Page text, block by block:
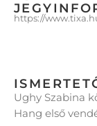
https://
Ughy Szabina
Hang első